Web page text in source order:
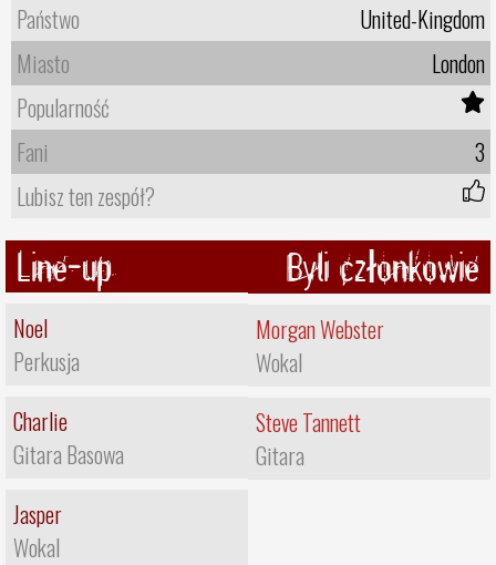
Państwo
United-Kingdom
Miasto
London
Popularność
Fani
3
Lubisz ten zespół?
Line-up
Noel
Perkusja
Charlie
Gitara Basowa
Jasper
Wokal
Byli członkowie
Morgan Webster
Wokal
Steve Tannett
Gitara